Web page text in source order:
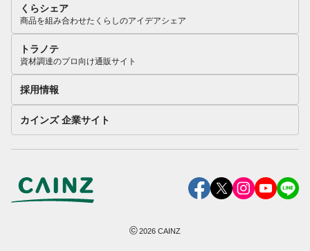
くらシェア
商品を組み合わせたくらしのアイデアシェア
トラノテ
資材調達のプロ向け通販サイト
採用情報
カインズ 企業サイト
©2026 CAINZ